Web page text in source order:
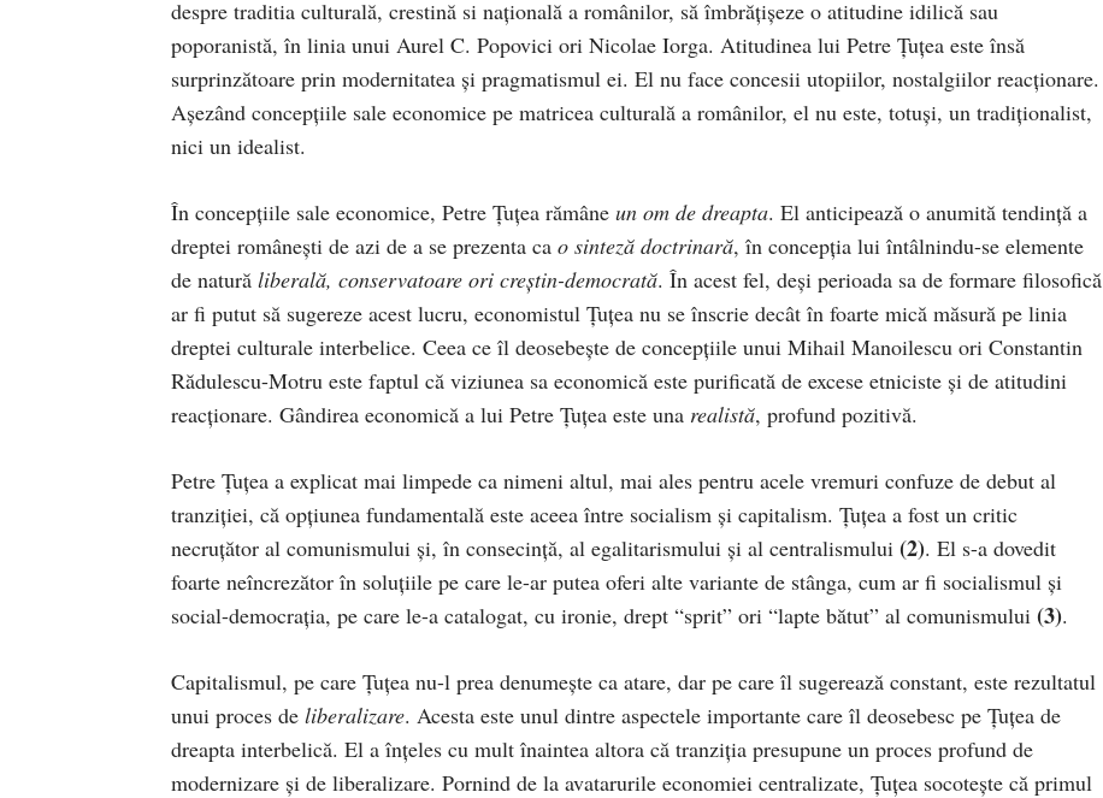
despre traditia culturală, crestină si națională a românilor, să îmbrățișeze o atitudine idilică sau
poporanistă, în linia unui Aurel C. Popovici ori Nicolae Iorga. Atitudinea lui Petre Țuțea este însă
surprinzătoare prin modernitatea și pragmatismul ei. El nu face concesii utopiilor, nostalgiilor reacționare.
Așezând concepțiile sale economice pe matricea culturală a românilor, el nu este, totuși, un tradiționalist,
nici un idealist.
În concepțiile sale economice, Petre Țuțea rămâne un om de dreapta. El anticipează o anumită tendință a
dreptei românești de azi de a se prezenta ca o sinteză doctrinară, în concepția lui întâlnindu-se elemente
de natură liberală, conservatoare ori creștin-democrată. În acest fel, deși perioada sa de formare filosofică
ar fi putut să sugereze acest lucru, economistul Țuțea nu se înscrie decât în foarte mică măsură pe linia
dreptei culturale interbelice. Ceea ce îl deosebește de concepțiile unui Mihail Manoilescu ori Constantin
Rădulescu-Motru este faptul că viziunea sa economică este purificată de excese etniciste și de atitudini
reacționare. Gândirea economică a lui Petre Țuțea este una realistă, profund pozitivă.
Petre Țuțea a explicat mai limpede ca nimeni altul, mai ales pentru acele vremuri confuze de debut al
tranziției, că opțiunea fundamentală este aceea între socialism și capitalism. Țuțea a fost un critic
necruțător al comunismului și, în consecință, al egalitarismului și al centralismului (2). El s-a dovedit
foarte neîncrezător în soluțiile pe care le-ar putea oferi alte variante de stânga, cum ar fi socialismul și
social-democrația, pe care le-a catalogat, cu ironie, drept “sprit” ori “lapte bătut” al comunismului (3).
Capitalismul, pe care Țuțea nu-l prea denumește ca atare, dar pe care îl sugerează constant, este rezultatul
unui proces de liberalizare. Acesta este unul dintre aspectele importante care îl deosebesc pe Țuțea de
dreapta interbelică. El a înțeles cu mult înaintea altora că tranziția presupune un proces profund de
modernizare și de liberalizare. Pornind de la avatarurile economiei centralizate, Țuțea socotește că primul